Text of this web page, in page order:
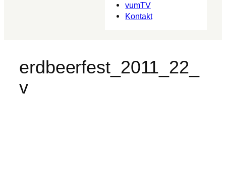
vumTV
Kon­takt
erdbeerfest_2011_22_
v